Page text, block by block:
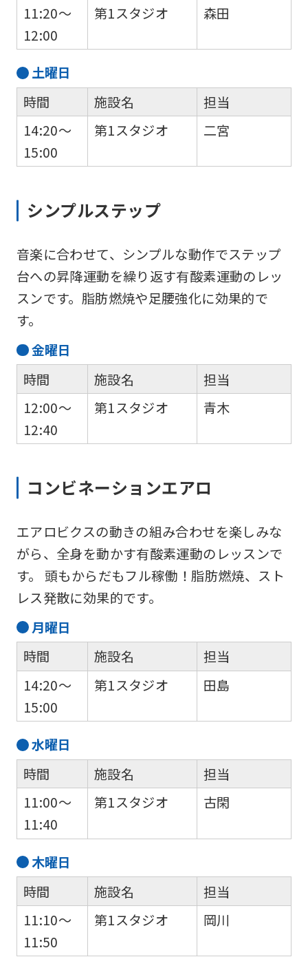
11:20～
12:00
第1スタジオ
森田
土曜日
時間
14:20～
15:00
施設名
第1スタジオ
担当
二宮
シンプルステップ
音楽に合わせて、シンプルな動作でステップ
台への昇降運動を繰り返す有酸素運動のレッ
スンです。脂肪燃焼や足腰強化に効果的で
す。
金曜日
時間
12:00～
12:40
施設名
第1スタジオ
担当
青木
コンビネーションエアロ
エアロビクスの動きの組み合わせを楽しみな
がら、全身を動かす有酸素運動のレッスンで
す。 頭もからだもフル稼働！脂肪燃焼、スト
レス発散に効果的です。
月曜日
時間
14:20～
15:00
施設名
第1スタジオ
担当
田島
水曜日
時間
11:00～
11:40
施設名
第1スタジオ
担当
古閑
木曜日
時間
11:10～
11:50
施設名
第1スタジオ
担当
岡川
For
foreigners
Central
official
is
automatically
translated
Click
link
translation)
to
to
page.
However,
if